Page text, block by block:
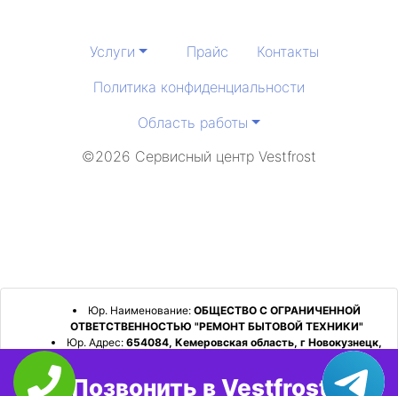
Услуги Прайс
Контакты
Политика конфиденциальности
Область работы
©2026 Сервисный центр Vestfrost
Юр. Наименование: ОБЩЕСТВО С ОГРАНИЧЕННОЙ
ОТВЕТСТВЕННОСТЬЮ "РЕМОНТ БЫТОВОЙ ТЕХНИКИ"
Юр. Адрес: 654084, Кемеровская область, г Новокузнецк,
р-н Орджоникидзевский, пр-кт Шахтеров, д. 31, кв. 2
ИНН:4253052180 ОГРН:1224200006128
Позвонить в Vestfrost